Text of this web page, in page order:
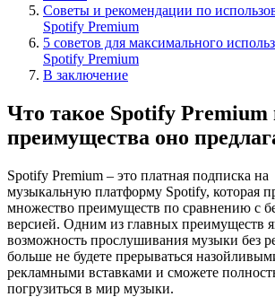
Советы и рекомендации по
Spotify Premium
5 советов для максимального
Spotify Premium
В заключение
Что такое Spotify Premium
преимущества оно
Spotify Premium – это платная подписка на
музыкальную платформу Spotify, которая
множество преимуществ по сравнению с
версией. Одним из главных преимуществ
возможность прослушивания музыки без
больше не будете прерываться
рекламными вставками и сможете
погрузиться в мир музыки.